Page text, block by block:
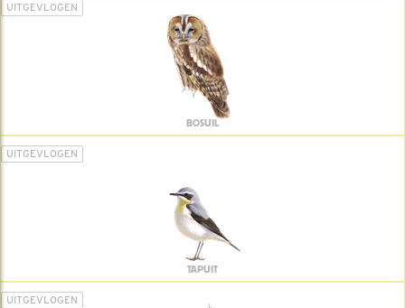
UITGEVLOGEN
BOSUIL
UITGEVLOGEN
TAPUIT
UITGEVLOGEN